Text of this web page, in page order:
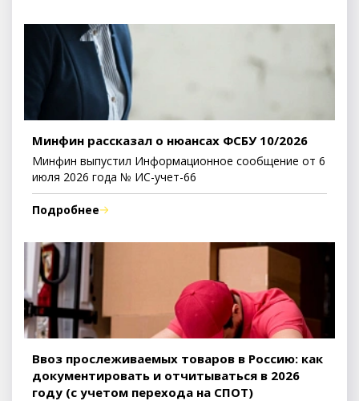
Минфин рассказал о нюансах ФСБУ 10/2026
Минфин выпустил Информационное сообщение от 6
июля 2026 года № ИС-учет-66
Подробнее
Ввоз прослеживаемых товаров в Россию: как
документировать и отчитываться в 2026
году (с учетом перехода на СПОТ)